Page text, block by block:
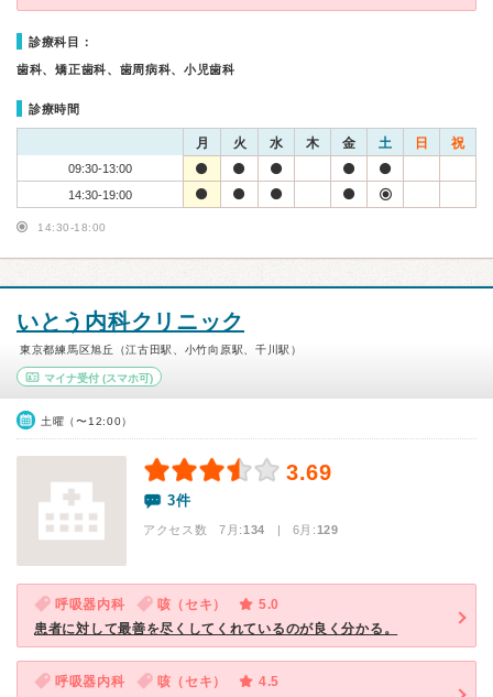
診療科目：
歯科、矯正歯科、歯周病科、小児歯科
診療時間
月 火 水 木 金 土 日 祝
09:30-13:00
14:30-19:00
14:30-18:00
いとう内科クリニック
東京都練馬区旭丘（江古田駅、小竹向原駅、千川駅）
マイナ受付 (スマホ可)
土曜（〜12:00）
3.69
3件
アクセス数 7月:134 | 6月:129
呼吸器内科 咳（セキ）
5.0
患者に対して最善を尽くしてくれているのが良く分かる。
呼吸器内科 咳（セキ）
4.5